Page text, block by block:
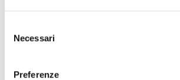
delNecessari
Preferenze
sistema integrato rivoluzionario
finito pronti per lo scaffale.